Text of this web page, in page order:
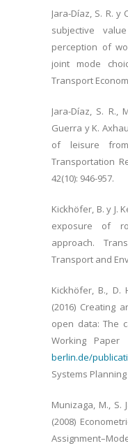
Jara-Díaz, S. R. y
subjective
perception of
joint mode
Transport
Jara-Díaz, S. R.,
Guerra y K.
of leisure
Transportation
42(10): 946-957.
Kickhöfer, B. y J.
exposure of
approach.
Transport and
Kickhöfer, B., D.
(2016) Creating
open data: The
Working Paper
berlin.de/
Systems
Munizaga, M., S.
(2008)